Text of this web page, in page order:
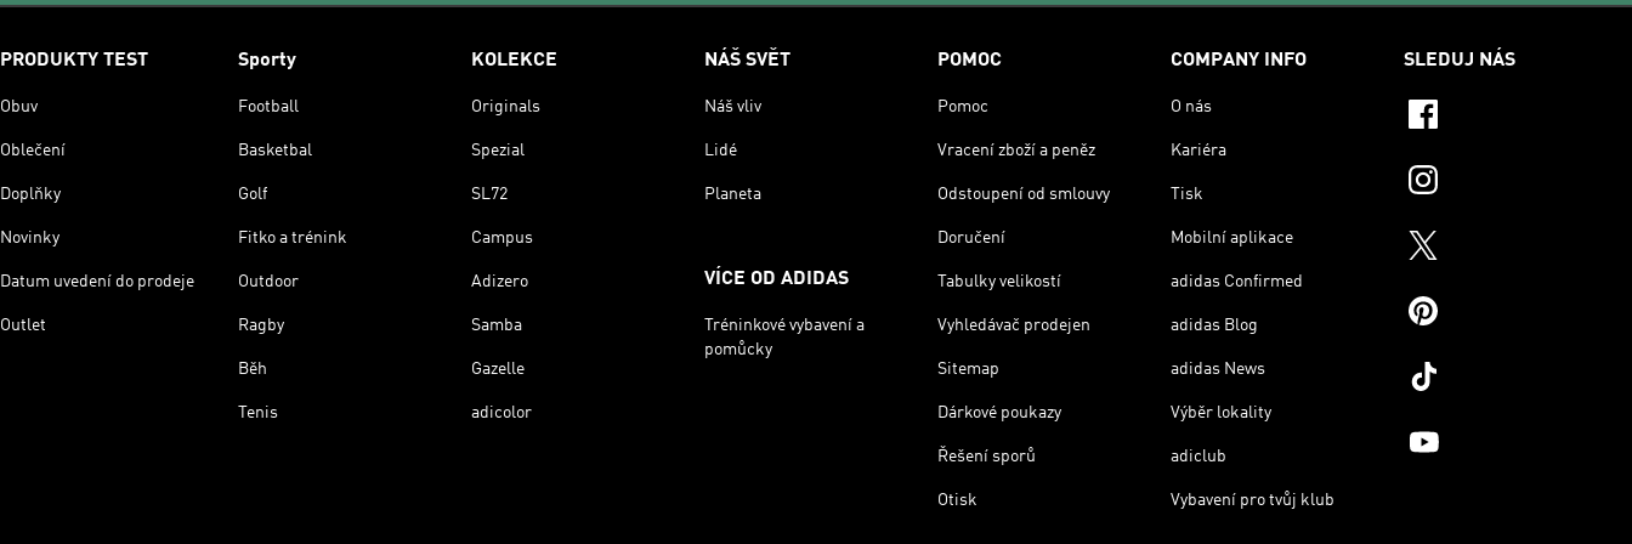
PRODUKTY TEST
Obuv
Oblečení
Doplňky
Novinky
Datum uvedení do prodeje
Outlet
Sporty
Football
Basketbal
Golf
Fitko a trénink
Outdoor
Ragby
Běh
Tenis
KOLEKCE
Originals
Spezial
SL72
Campus
Adizero
Samba
Gazelle
adicolor
NÁŠ SVĚT
Náš vliv
Lidé
Planeta
VÍCE OD ADIDAS
Tréninkové vybavení a
pomůcky
POMOC
Pomoc
Vracení zboží a peněz
Odstoupení od smlouvy
Doručení
Tabulky velikostí
Vyhledávač prodejen
Sitemap
Dárkové poukazy
Řešení sporů
Otisk
COMPANY INFO
O nás
Kariéra
Tisk
Mobilní aplikace
adidas Confirmed
adidas Blog
adidas News
Výběr lokality
adiclub
Vybavení pro tvůj klub
SLEDUJ NÁS